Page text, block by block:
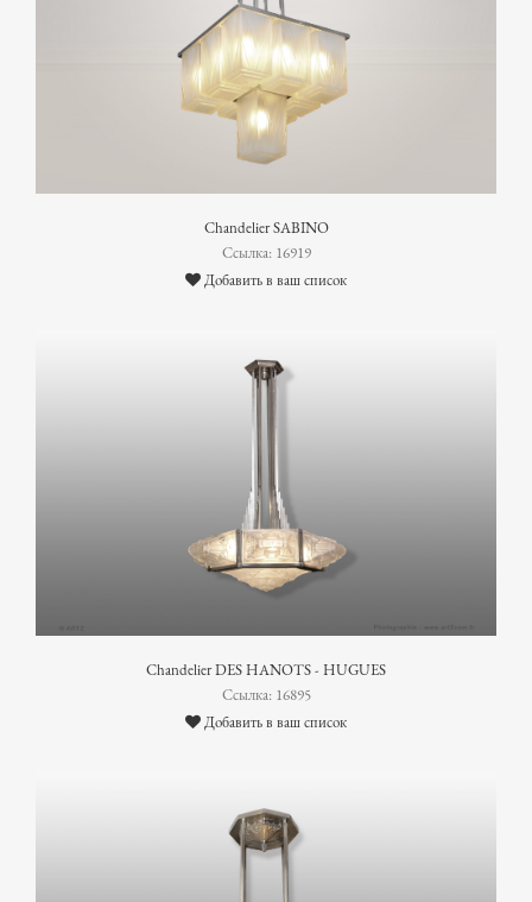
Chandelier SABINO
Ссылка: 16919
Добавить в ваш список
Chandelier DES HANOTS - HUGUES
Ссылка: 16895
Добавить в ваш список